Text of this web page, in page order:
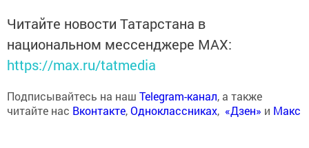
Читайте новости Татарстана в
национальном мессенджере MАХ:
https://max.ru/tatmedia
Подписывайтесь на наш Telegram-канал, а также
читайте нас Вконтакте,Одноклассниках, «Дзен» и Макс